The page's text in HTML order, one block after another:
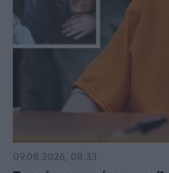
09.08.2026, 08:33